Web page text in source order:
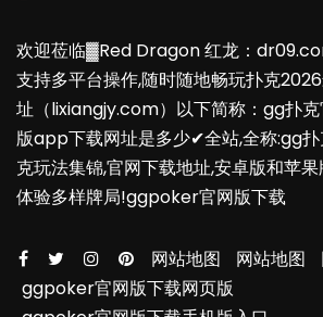
欢迎莅临▓Red Dragon 红龙：
支持多平台操作,随时随地畅玩扑克
址（lixiangjy.com）以下简称：gg扑
版app下载网址是多少✔全站,全称:gg
克玩法集锦,官网下载地址,安卓版和苹
体验多样牌局!ggpoker官网版下载
网站地图 网站地图
ggpoker官网版下载网页版